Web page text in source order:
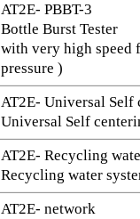
AT2E- PBBT-3
Bottle Burst Tester
with very high speed
pressure )
AT2E- Universal
Universal Self
AT2E- Recycling
Recycling water
AT2E- network